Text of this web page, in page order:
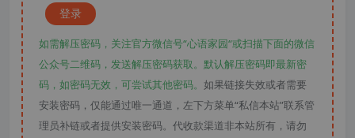
登录
如需解压密码，关注官方微信号“心语家园“或扫描下面的微信
公众号二维码，发送解压密码获取。默认解压密码即最新密
码，如密码无效，可尝试其他密码。 如果链接失效或者需要
安装密码，仅能通过唯一通道，左下方菜单“私信本站”联系管
理员补链或者提供安装密码。代收款渠道非本站所有，请勿